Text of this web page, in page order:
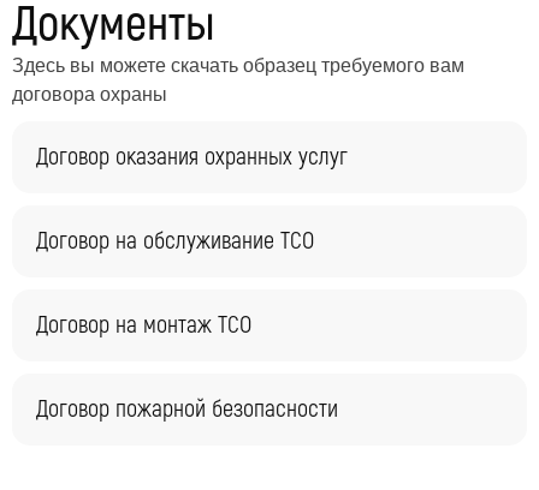
Документы
Здесь вы можете скачать образец требуемого вам
договора охраны
Договор оказания охранных услуг
Договор на обслуживание ТСО
Договор на монтаж ТСО
Договор пожарной безопасности